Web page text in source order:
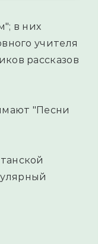
в них
учителя
рассказов
"Песни